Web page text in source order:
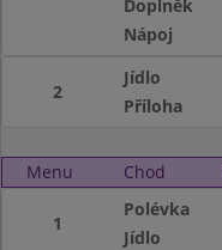
Doplněk
Nápoj
2
Jídlo
Příloha
Menu Chod
1
Polévka
Jídlo